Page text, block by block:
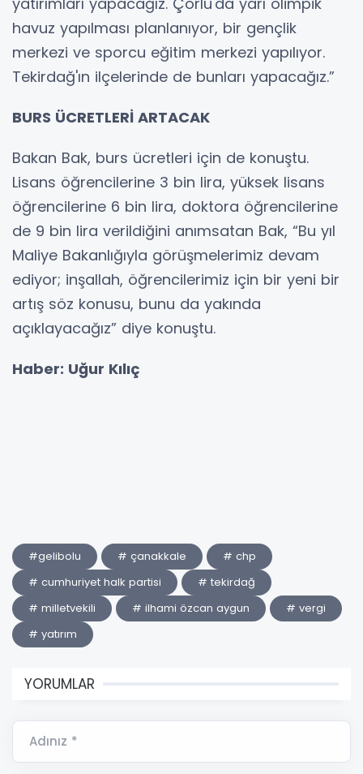
havuz yapılması planlanıyor, bir gençlik
merkezi ve sporcu eğitim merkezi yapılıyor.
Tekirdağ'ın ilçelerinde de bunları yapacağız.”
BURS ÜCRETLERİ ARTACAK
Bakan Bak, burs ücretleri için de konuştu.
Lisans öğrencilerine 3 bin lira, yüksek lisans
öğrencilerine 6 bin lira, doktora öğrencilerine
de 9 bin lira verildiğini anımsatan Bak, “Bu yıl
Maliye Bakanlığıyla görüşmelerimiz devam
ediyor; inşallah, öğrencilerimiz için bir yeni bir
artış söz konusu, bunu da yakında
açıklayacağız” diye konuştu.
Haber: Uğur Kılıç
#gelibolu # çanakkale
# chp
# cumhuriyet halk partisi
# tekirdağ
# milletvekili
# ilhami özcan aygun
# vergi
# yatırım
YORUMLAR
Adınız *